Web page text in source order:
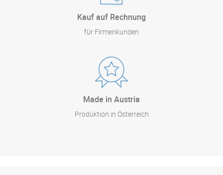
Kauf auf Rechnung
für Firmenkunden
Made in Austria
Produktion in Österreich